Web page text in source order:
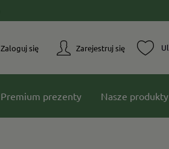
Zarejestruj się
Zaloguj się
Premium prezenty Nasze produkty